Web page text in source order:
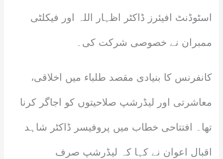
اسٹوڈنٹ افیئرز ڈاکٹر اظہار اللہ اور فیکلٹی
ممبران نے خصوصی شرکت کی۔
کانفرنس کا بنیادی مقصد طلباء میں اخلاقی،
معاشرتی اور لیڈرشپ صلاحیتوں کو اجاگر کرنا
تھا۔ افتتاحی خطاب میں پروفیسر ڈاکٹر شاہد
اقبال اعوان نے کہا کہ لیڈرشپ صرف